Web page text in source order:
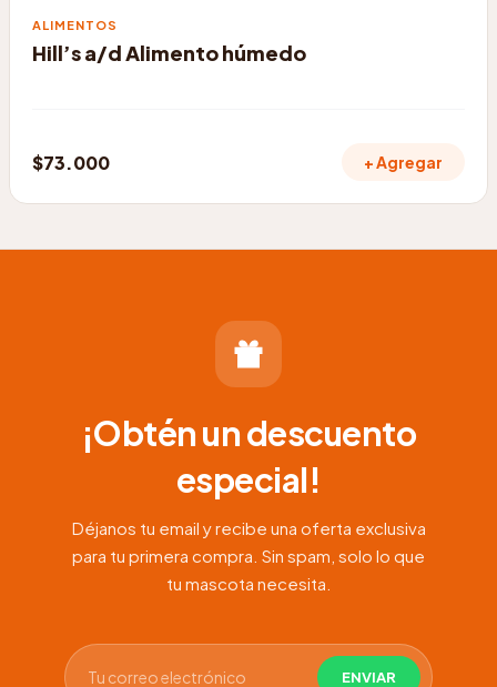
ALIMENTOS
Hill’s a/d Alimento húmedo
$73.000 + Agregar
¡Obtén un descuento
especial!
Déjanos tu email y recibe una oferta exclusiva
para tu primera compra. Sin spam, solo lo que
tu mascota necesita.